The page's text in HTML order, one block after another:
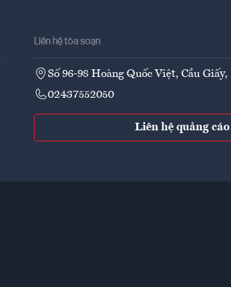
Liên hệ tòa soạn
Số 96-98 Hoàng Quốc Việt, Cầu
02437552050
Liên hệ quảng cáo